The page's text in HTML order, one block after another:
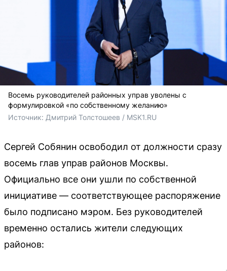
Восемь руководителей районных управ уволены с
формулировкой «по собственному желанию»
Источник: Дмитрий Толстошеев / MSK1.RU
Сергей Собянин освободил от должности сразу
восемь глав управ районов Москвы.
Официально все они ушли по собственной
инициативе — соответствующее распоряжение
было подписано мэром. Без руководителей
временно остались жители следующих
районов: